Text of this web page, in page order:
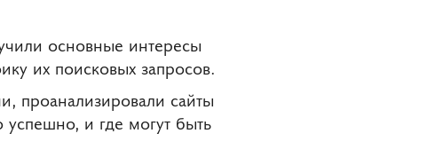
основные интересы
их поисковых запросов.
проанализировали сайты
и где могут быть